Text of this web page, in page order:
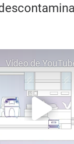
Vídeo de